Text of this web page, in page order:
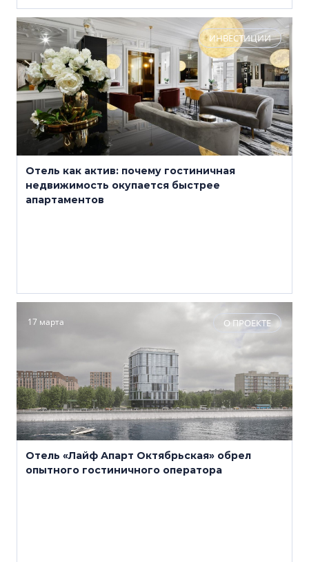
ИНВЕСТИЦИИ
Отель как актив: почему гостиничная
недвижимость окупается быстрее
апартаментов
17 марта О ПРОЕКТЕ
Отель «Лайф Апарт Октябрьская» обрел
опытного гостиничного оператора